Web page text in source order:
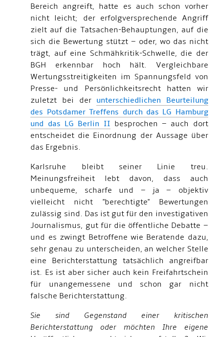
Bereich angreift, hatte es auch schon vorher
nicht leicht; der erfolgversprechende Angriff
zielt auf die Tatsachen-Behauptungen, auf die
sich die Bewertung stützt – oder, wo das nicht
trägt, auf eine Schmähkritik-Schwelle, die der
BGH erkennbar hoch hält. Vergleichbare
Wertungsstreitigkeiten im Spannungsfeld von
Presse- und Persönlichkeitsrecht hatten wir
zuletzt bei der unterschiedlichen Beurteilung
des Potsdamer Treffens durch das LG Hamburg
und das LG Berlin II besprochen – auch dort
entscheidet die Einordnung der Aussage über
das Ergebnis.
Karlsruhe bleibt seiner Linie treu.
Meinungsfreiheit lebt davon, dass auch
unbequeme, scharfe und – ja – objektiv
vielleicht nicht "berechtigte" Bewertungen
zulässig sind. Das ist gut für den investigativen
Journalismus, gut für die öffentliche Debatte –
und es zwingt Betroffene wie Beratende dazu,
sehr genau zu unterscheiden, an welcher Stelle
eine Berichterstattung tatsächlich angreifbar
ist. Es ist aber sicher auch kein Freifahrtschein
für unangemessene und schon gar nicht
falsche Berichterstattung.
Sie sind Gegenstand einer kritischen
Berichterstattung oder möchten Ihre eigene